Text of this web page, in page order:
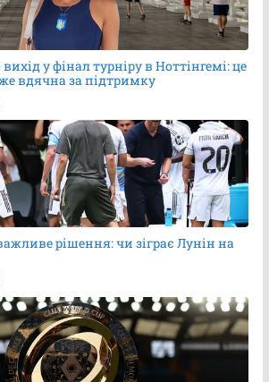
у фінал турніру в Ноттінгемі: це
вдячна за підтримку
рішення: чи зіграє Лунін на